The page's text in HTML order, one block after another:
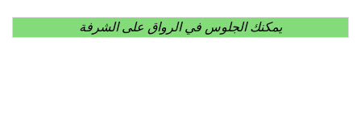
يمكنك الجلوس في الرواق على الشرفة